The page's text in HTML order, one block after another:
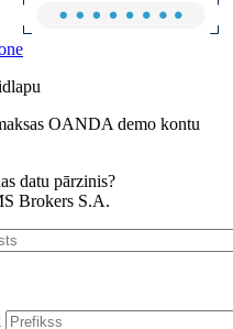
OANDA demo kontu
datu pārzinis?
Brokers S.A.